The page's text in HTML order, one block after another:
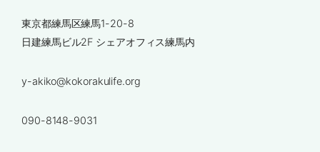
東京都練馬区練馬1-20-8
日建練馬ビル2F シェアオフィス練馬内
y-akiko@kokorakulife.org
090-8148-9031